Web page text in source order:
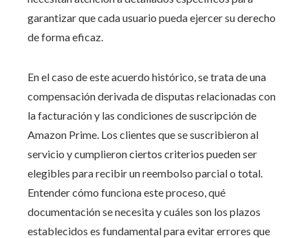
garantizar que cada usuario pueda ejercer su derecho
de forma eficaz.
En el caso de este acuerdo histórico, se trata de una
compensación derivada de disputas relacionadas con
la facturación y las condiciones de suscripción de
Amazon Prime. Los clientes que se suscribieron al
servicio y cumplieron ciertos criterios pueden ser
elegibles para recibir un reembolso parcial o total.
Entender cómo funciona este proceso, qué
documentación se necesita y cuáles son los plazos
establecidos es fundamental para evitar errores que